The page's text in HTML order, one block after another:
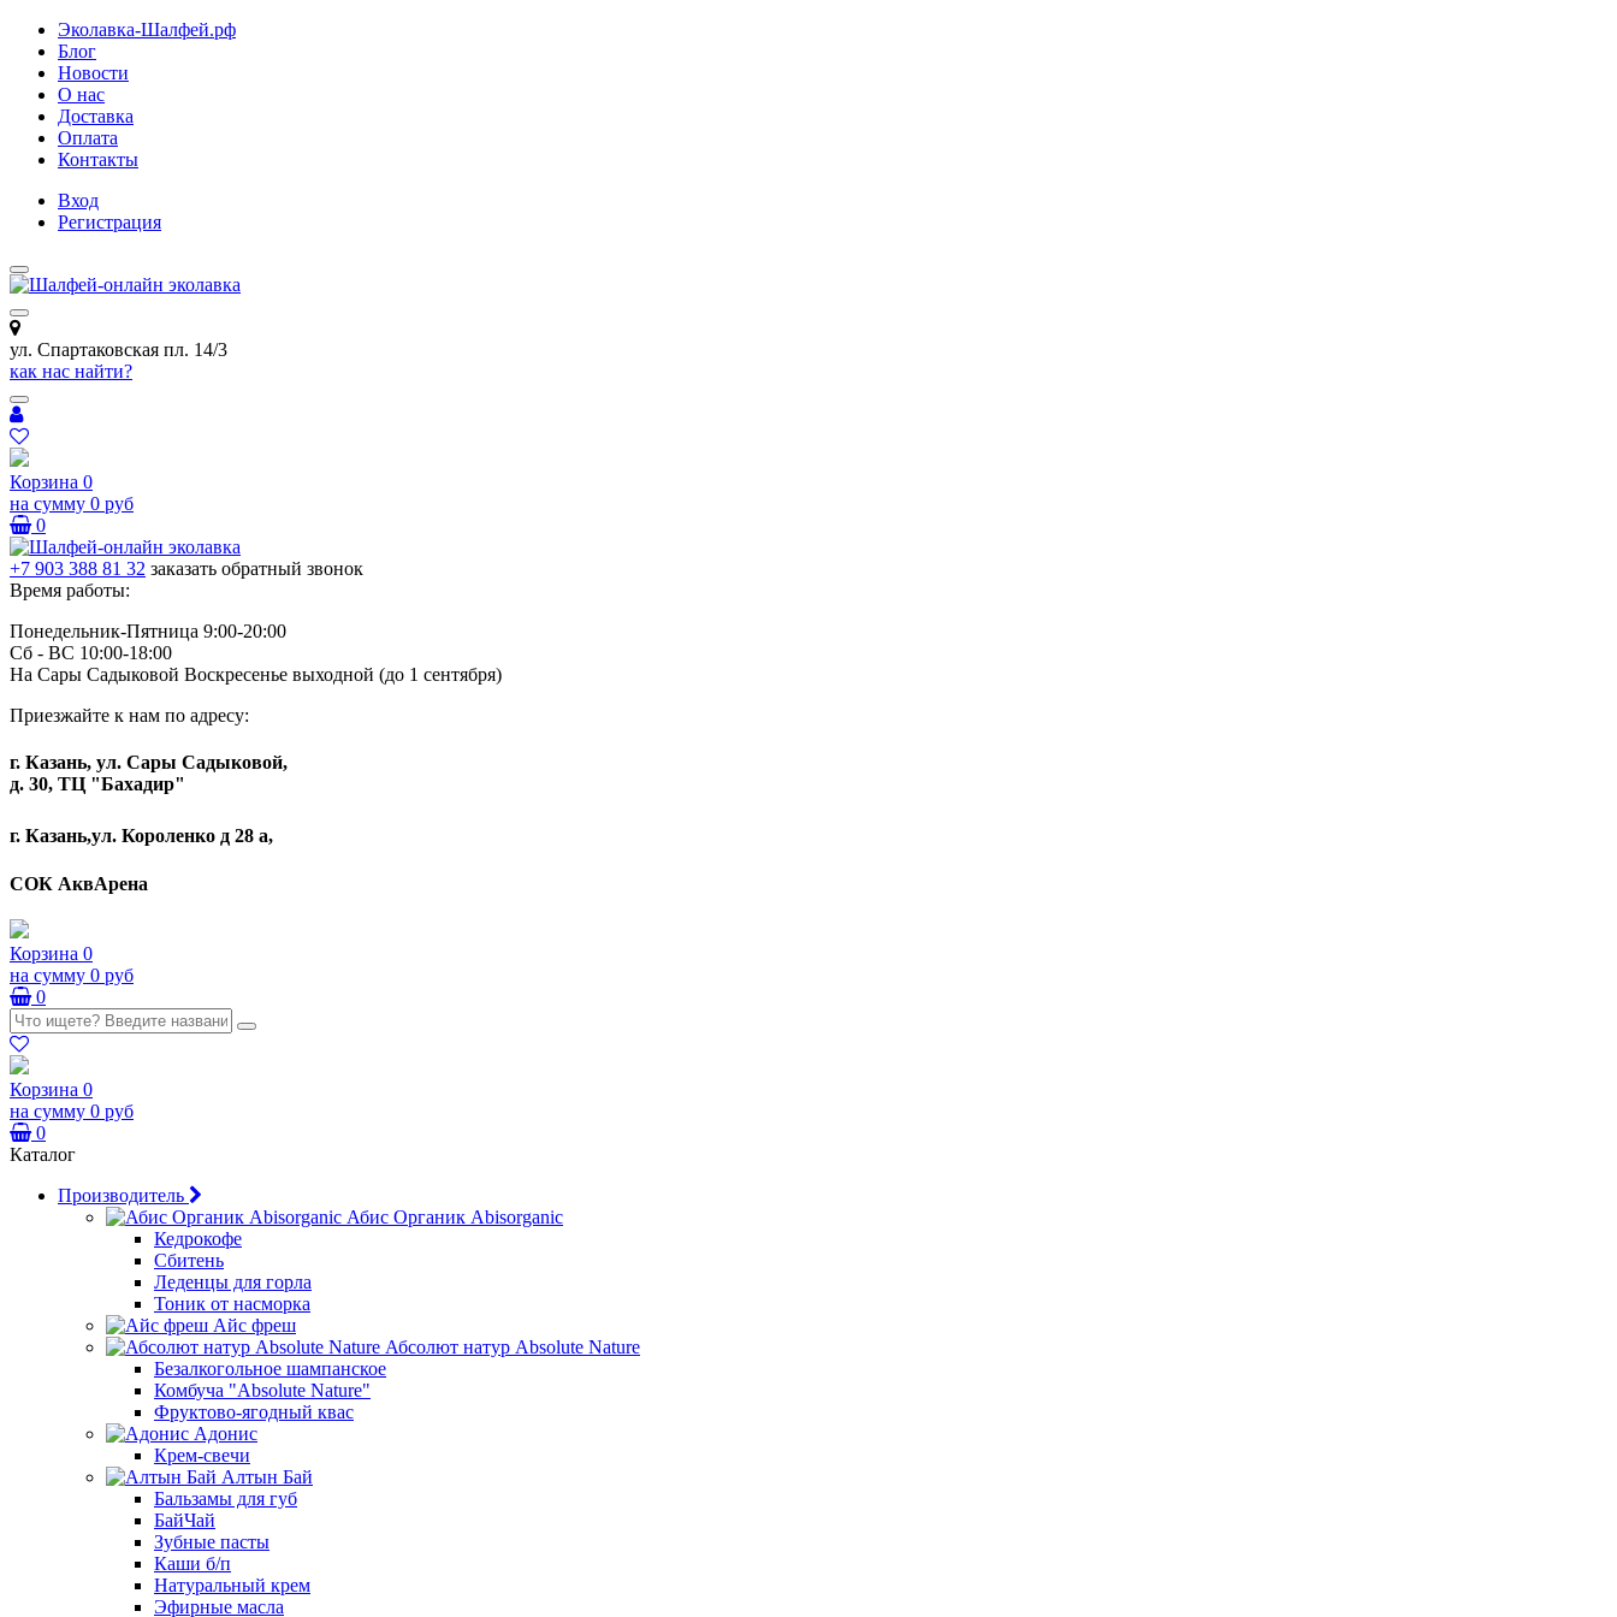
Эколавка-Шалфей.рф
Блог
Новости
О нас
Доставка
Оплата
Контакты
Вход
Регистрация
ул. Спартаковская пл. 14/3
как нас найти?
Корзина 0
на сумму 0 руб
0
+7 903 388 81 32 заказать обратный звонок
Время работы:
Понедельник-Пятница 9:00-20:00
Сб - ВС 10:00-18:00
На Сары Садыковой Воскресенье выходной (до 1 сентября)
Приезжайте к нам по адресу:
г. Казань, ул. Сары Садыковой,
д. 30, ТЦ "Бахадир"
г. Казань,ул. Короленко д 28 а,
СОК АквАрена
Корзина 0
на сумму 0 руб
0
Корзина 0
на сумму 0 руб
0
Каталог
Производитель
Абис Органик Abisorganic
Кедрокофе
Сбитень
Леденцы для горла
Тоник от насморка
Айс фреш
Абсолют натур Absolute Nature
Безалкогольное шампанское
Комбуча "Absolute Nature"
Фруктово-ягодный квас
Адонис
Крем-свечи
Алтын Бай
Бальзамы для губ
БайЧай
Зубные пасты
Каши б/п
Натуральный крем
Эфирные масла